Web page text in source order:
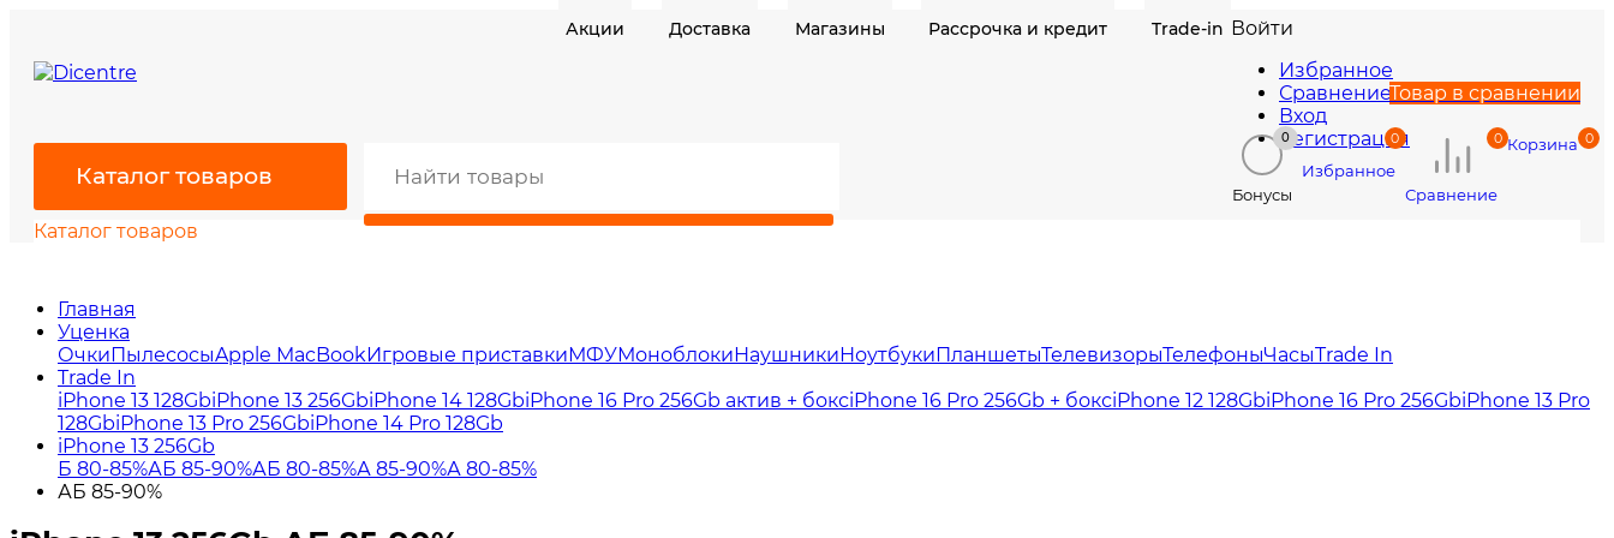
Акции Доставка Магазины Рассрочка и кредит Trade-in Войти
Избранное
СравнениеТовар в сравнении
Вход
Регистрация
Каталог товаров
0
Бонусы
0
Избранное
0
Сравнение
0
Корзина
Каталог товаров
Главная
Уценка
ОчкиПылесосыApple MacBookИгровые приставкиМФУМоноблокиНаушникиНоутбукиПланшетыТелевизорыТелефоныЧасыTrade In
Trade In
iPhone 13 128GbiPhone 13 256GbiPhone 14 128GbiPhone 16 Pro 256Gb актив + боксiPhone 16 Pro 256Gb + боксiPhone 12 128GbiPhone 16 Pro 256GbiPhone 13 Pro
128GbiPhone 13 Pro 256GbiPhone 14 Pro 128Gb
iPhone 13 256Gb
Б 80-85%АБ 85-90%АБ 80-85%А 85-90%А 80-85%
АБ 85-90%